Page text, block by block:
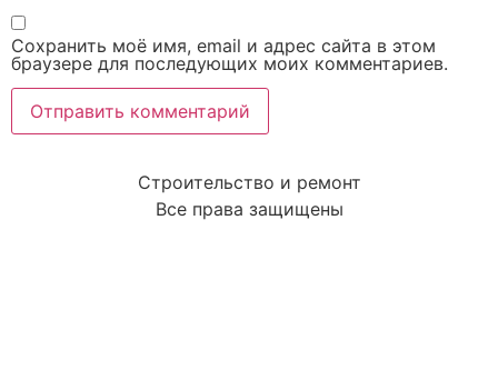
Сохранить моё имя, email и адрес сайта в этом
браузере для последующих моих комментариев.
Строительство и ремонт
Все права защищены